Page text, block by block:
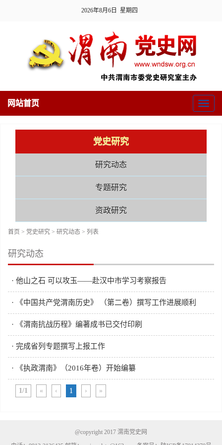
2026年8月6日 星期四
Toggle
网站首页
党史研究
研究动态
专题研究
资政研究
首页 > 党史研究 > 研究动态 > 列表
研究动态
· 他山之石 可以攻玉——赴汉中市学习考察报告
· 《中国共产党渭南历史》 （第二卷）撰写工作进展顺利
· 《渭南抗战历程》编著成书已交付印刷
· 完成省列专题撰写上报工作
· 《执政渭南》（2016年卷）开始编纂
1/1 « ‹ 1 › »
@copyright 2017 渭南党史网